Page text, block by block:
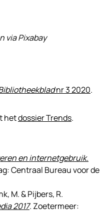
via Pixabay
nr 3 2020.
hetdossier Trends.
en internetgebruik.
Centraal Bureau voor de
M. & Pijbers, R.
2017. Zoetermeer: